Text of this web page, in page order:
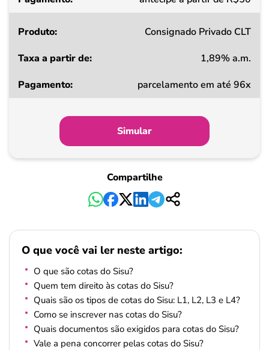
Consignado Privado CLT
1,89% a.m.
parcelamento em até 96x
Simular
Compartilhe
O que você vai ler neste artigo:
O que são cotas do Sisu?
Quem tem direito às cotas do Sisu?
Quais são os tipos de cotas do Sisu: L1, L2, L3 e L4?
Como se inscrever nas cotas do Sisu?
Quais documentos são exigidos para cotas do Sisu?
Vale a pena concorrer pelas cotas do Sisu?